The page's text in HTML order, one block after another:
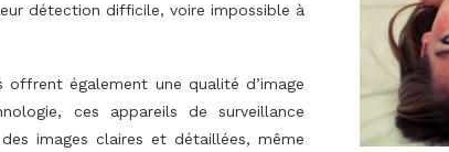
détection difficile, voire impossible à
également une qualité d’image
ces appareils de surveillance
images claires et détaillées, même